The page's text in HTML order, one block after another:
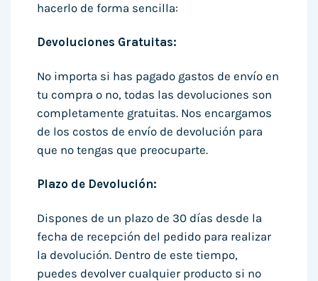
hacerlo de forma sencilla:
Devoluciones Gratuitas:
No importa si has pagado gastos de envío en
tu compra o no, todas las devoluciones son
completamente gratuitas. Nos encargamos
de los costos de envío de devolución para
que no tengas que preocuparte.
Plazo de Devolución:
Dispones de un plazo de 30 días desde la
fecha de recepción del pedido para realizar
la devolución. Dentro de este tiempo,
puedes devolver cualquier producto si no